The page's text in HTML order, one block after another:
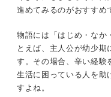
進めてみるのがおすすめ
物語には「はじめ・なか
とえば、主人公が幼少期
す。その場合、辛い経験
生活に困っている人を助
すよね。